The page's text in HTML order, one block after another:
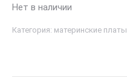
Нет в наличии
Категория: материнские платы